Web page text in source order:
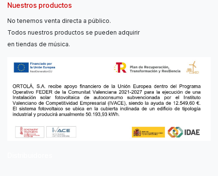
Nuestros productos
No tenemos venta directa a público.
Todos nuestros productos se pueden adquirir
en tiendas de música.